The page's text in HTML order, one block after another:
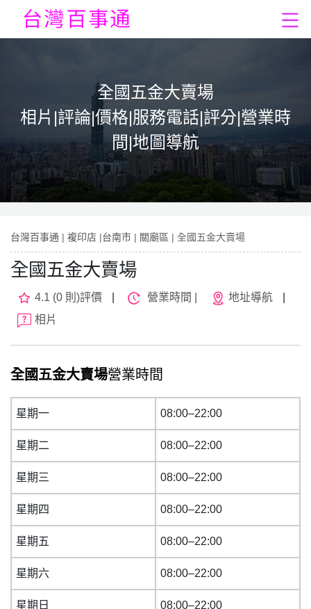
全國五金大賣場
相片|評論|價格|服務電話|評分|營業時
間|地圖導航
台灣百事通 | 複印店 |台南市 | 關廟區 | 全國五金大賣場
全國五金大賣場
4.1 (0 則)評價 營業時間 | 地址導航
相片
全國五金大賣場營業時間
星期一 08:00–22:00
星期二 08:00–22:00
星期三 08:00–22:00
星期四 08:00–22:00
星期五 08:00–22:00
星期六 08:00–22:00
星期日 08:00–22:00